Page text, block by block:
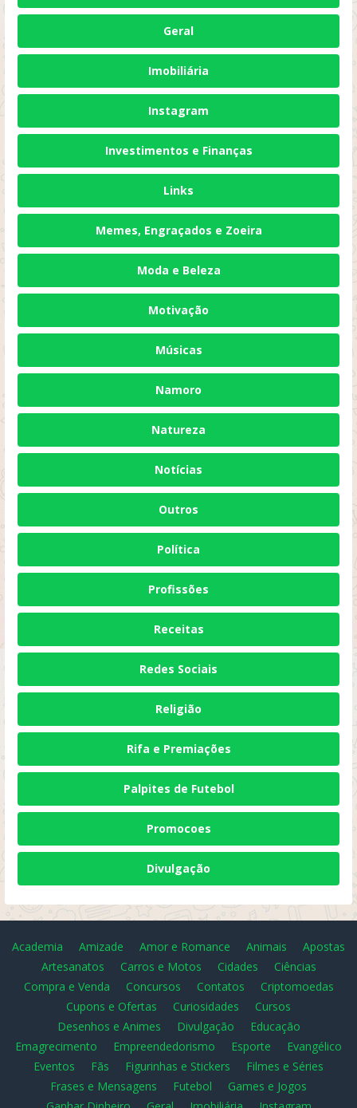
Geral
Imobiliária
Instagram
Investimentos e Finanças
Links
Memes, Engraçados e Zoeira
Moda e Beleza
Motivação
Músicas
Namoro
Natureza
Notícias
Outros
Política
Profissões
Receitas
Redes Sociais
Religião
Rifa e Premiações
Palpites de Futebol
Promocoes
Divulgação
Academia Amizade Amor e Romance Animais
Apostas
Artesanatos
Carros e Motos Cidades
Ciências
Compra e Venda
Concursos Contatos
Criptomoedas
Cupons e Ofertas
Curiosidades
Cursos
Desenhos e Animes
Divulgação
Educação
Emagrecimento
Empreendedorismo Esporte
Evangélico
Eventos
Fãs Figurinhas e Stickers
Filmes e Séries
Frases e Mensagens
Futebol
Games e Jogos